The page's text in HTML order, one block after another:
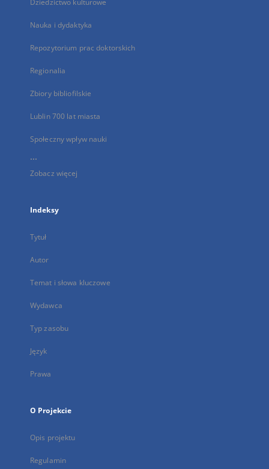
Dziedzictwo kulturowe
Nauka i dydaktyka
Repozytorium prac doktorskich
Regionalia
Zbiory bibliofilskie
Lublin 700 lat miasta
Społeczny wpływ nauki
...
Zobacz więcej
Indeksy
Tytuł
Autor
Temat i słowa kluczowe
Wydawca
Typ zasobu
Język
Prawa
O Projekcie
Opis projektu
Regulamin